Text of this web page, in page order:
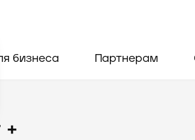
бизнеса Партнерам
+